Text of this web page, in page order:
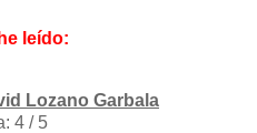
leído:
Lozano Garbala
4 / 5